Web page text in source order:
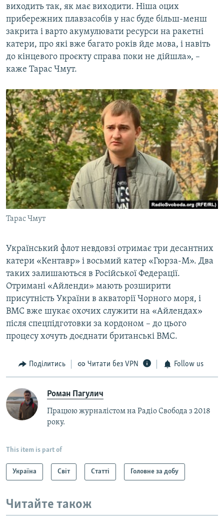
виходить так, як має виходити. Ніша оцих
прибережних плавзасобів у нас буде більш-менш
закрита і варто акумулювати ресурси на ракетні
катери, про які вже багато років йде мова, і навіть
до кінцевого проєкту справа поки не дійшла», –
каже Тарас Чмут.
Тарас Чмут
Український флот невдовзі отримає три десантних
катери «Кентавр» і восьмий катер «Гюрза-М». Два
таких залишаються в Російської Федерації.
Отримані «Айленди» мають розширити
присутність України в акваторії Чорного моря, і
ВМС вже шукає охочих служити на «Айлендах»
після спецпідготовки за кордоном – до цього
процесу хочуть доєднати британські ВМС.
Поділитись Читати без VPN Follow us
Роман Пагулич
Працюю журналістом на Радіо Свобода з 2018
року.
This item is part of
Україна Світ Статті Головне за добу
Читайте також